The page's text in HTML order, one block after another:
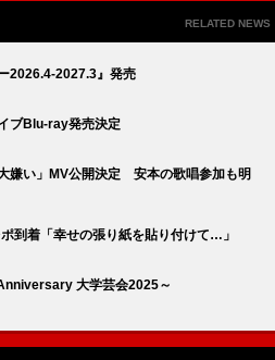
RELATED NEWS
2026.4-2027.3』発売
ブBlu-ray発売決定
嫌い」MV公開決定 安本の歌唱参加も明
到着「幸せの張り紙を貼り付けて…」
大学芸会2025～